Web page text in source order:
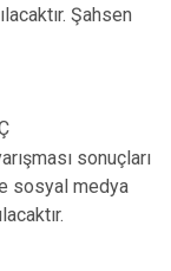
Şahsen
sonuçları
sosyal medya